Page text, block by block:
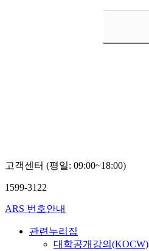
고객센터 (평일: 09:00~18:00)
1599-3122
ARS 번호안내
관련누리집
대학공개강의(KOCW)